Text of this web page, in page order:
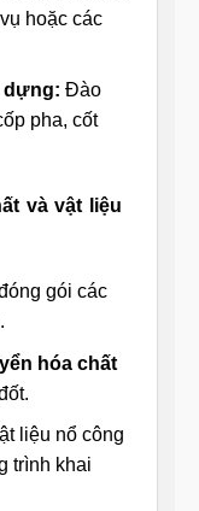
hoặc các
dựng: Đào
pha, cốt
và vật liệu
gói các
hóa chất
liệu nổ công
trình khai